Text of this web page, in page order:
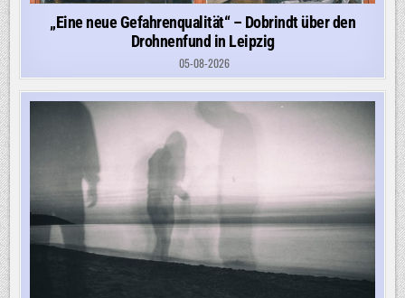
„Eine neue Gefahrenqualität“ – Dobrindt über den
Drohnenfund in Leipzig
05-08-2026